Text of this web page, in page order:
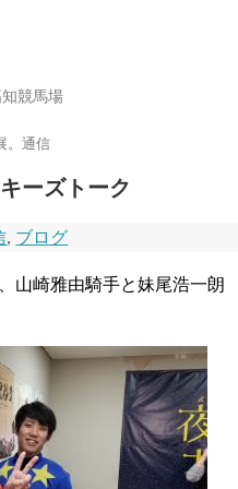
競馬場
。通信
ーズトーク
, ブログ
山崎雅由騎手と妹尾浩一朗